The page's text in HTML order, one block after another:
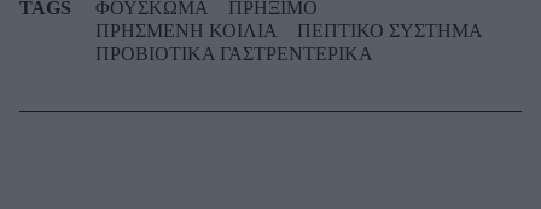
TAGS ΦΟΥΣΚΩΜΑ
ΠΡΗΞΙΜΟ
ΠΡΗΣΜΕΝΗ ΚΟΙΛΙΑ
ΠΕΠΤΙΚΟ ΣΥΣΤΗΜΑ
ΠΡΟΒΙΟΤΙΚΑ ΓΑΣΤΡΕΝΤΕΡΙΚΑ